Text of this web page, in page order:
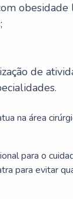
de
na área
para o
para evitar